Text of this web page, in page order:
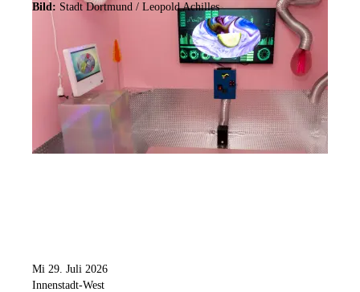
Bild: Stadt Dortmund / Leopold Achilles
Mi 29. Juli 2026
Innenstadt-West